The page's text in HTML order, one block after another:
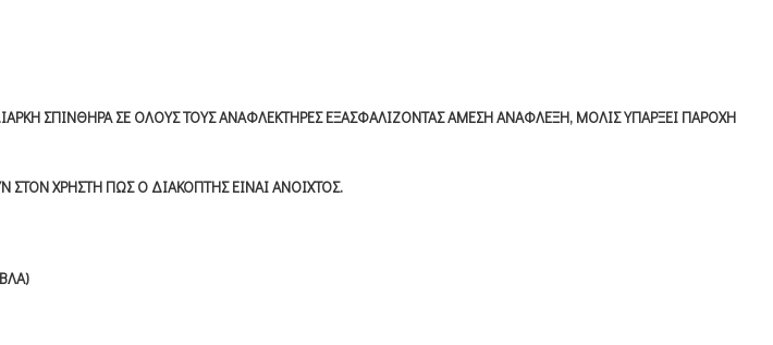
ΣΠΙΝΘΗΡΑ ΣΕ ΟΛΟΥΣ ΤΟΥΣ ΑΝΑΦΛΕΚΤΗΡΕΣ ΕΞΑΣΦΑΛΙΖΟΝΤΑΣ ΑΜΕΣΗ ΑΝΑΦΛΕΞΗ, ΜΟΛΙΣ ΥΠΑΡΞΕΙ ΠΑΡΟΧΗ
ΣΤΟΝ ΧΡΗΣΤΗ ΠΩΣ Ο ΔΙΑΚΟΠΤΗΣ ΕΙΝΑΙ ΑΝΟΙΧΤΟΣ.